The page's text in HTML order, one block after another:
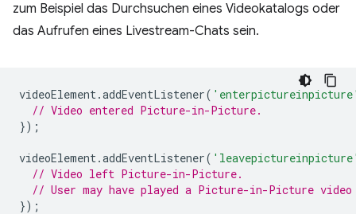
zum Beispiel das Durchsuchen eines Videokatalogs oder
das Aufrufen eines Livestream-Chats sein.
videoElement.addEventListener(
// Video entered Picture-in-Picture.
});
videoElement.addEventListener(
// Video left Picture-in-Picture.
// User may have played a Picture-in-Picture
});